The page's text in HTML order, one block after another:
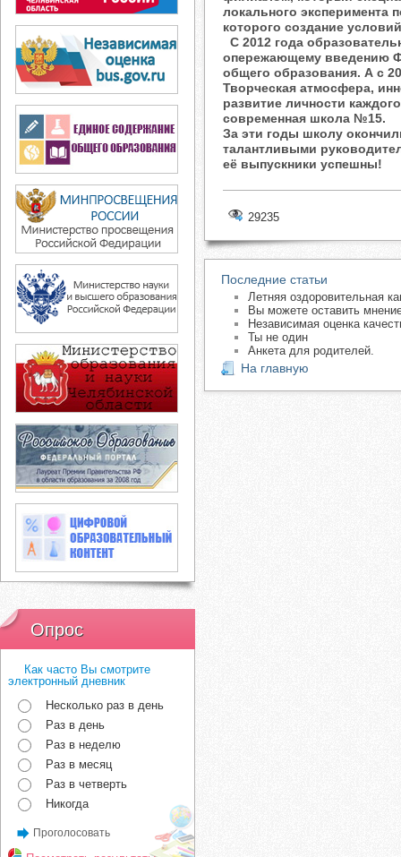
Опрос
Как часто Вы смотрите
электронный дневник
Несколько раз в день
Раз в день
Раз в неделю
Раз в месяц
Раз в четверть
Никогда
Проголосовать
локального эксперимента
которого создание
С 2012 года
опережающему введению
общего образования. А с
Творческая атмосфера,
развитие личности
современная школа №15.
За эти годы школу
талантливыми
её выпускники успешны!
29235
Последние статьи
Летняя оздоровительная
Вы можете оставить
Независимая оценка
Ты не один
Анкета для родителей.
На главную